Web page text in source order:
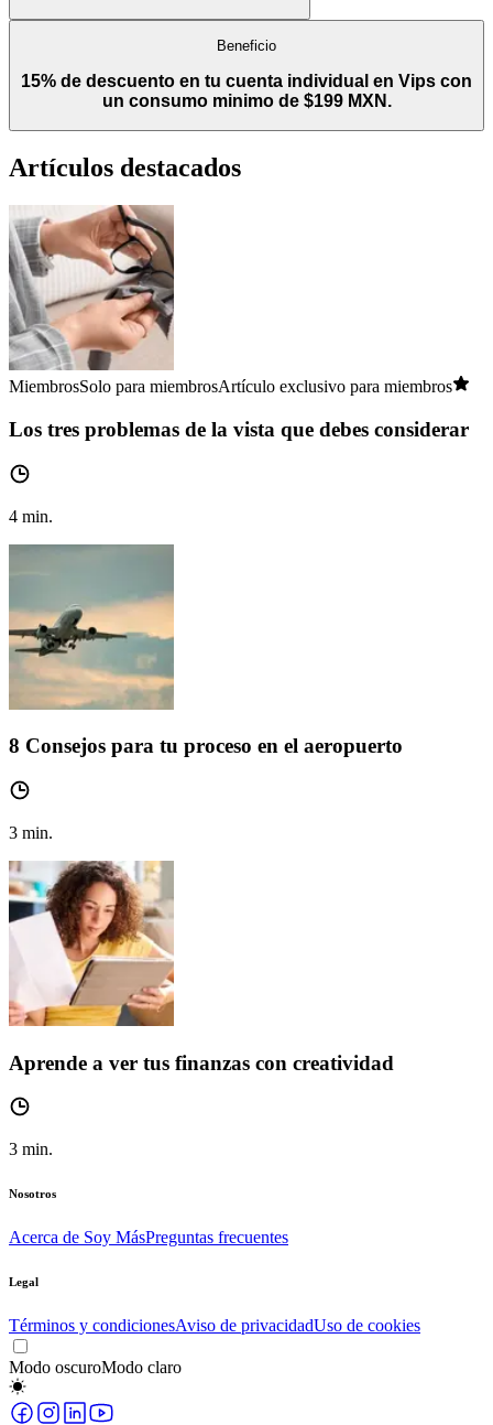
Beneficio
15% de descuento en tu cuenta individual en Vips con
un consumo minimo de $199 MXN.
Artículos destacados
MiembrosSolo para miembrosArtículo exclusivo para miembros
Los tres problemas de la vista que debes considerar
4 min.
8 Consejos para tu proceso en el aeropuerto
3 min.
Aprende a ver tus finanzas con creatividad
3 min.
Nosotros
Acerca de Soy MásPreguntas frecuentes
Legal
Términos y condicionesAviso de privacidadUso de cookies
Modo oscuroModo claro